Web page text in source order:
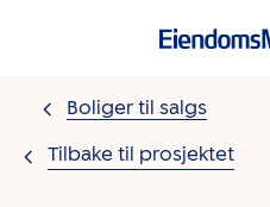
Boliger til salgs
Tilbake til prosjektet